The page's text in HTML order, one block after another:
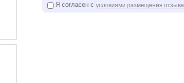
Я согласен с условиями размещения отзыва